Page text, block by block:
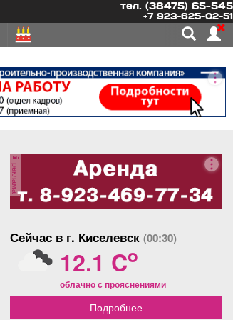
тел. (38475) 65-545
+7 923-625-02-51
реклама
Сейчас в г. Киселевск (00:30)
12.1 Co
облачно с прояснениями
Подробнее